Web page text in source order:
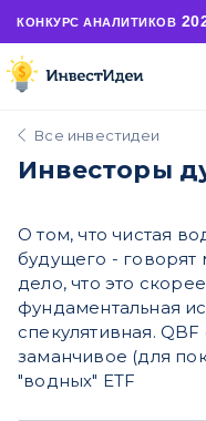
КОНКУРС АНАЛИТИКОВ
Все инвестидеи
Инвесторы
О том, что чистая
будущего - говорят
дело, что это
фундаментальная
спекулятивная.
заманчивое (для
"водных" ETF